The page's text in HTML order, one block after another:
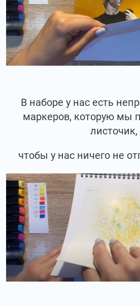
В наборе у нас есть
маркеров, которую мы
листочик,
чтобы у нас ничего не